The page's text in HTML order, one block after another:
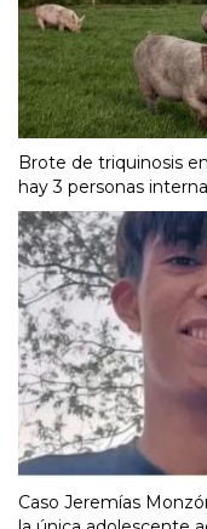
Brote de triquinosis
hay 3 personas
Caso Jeremías